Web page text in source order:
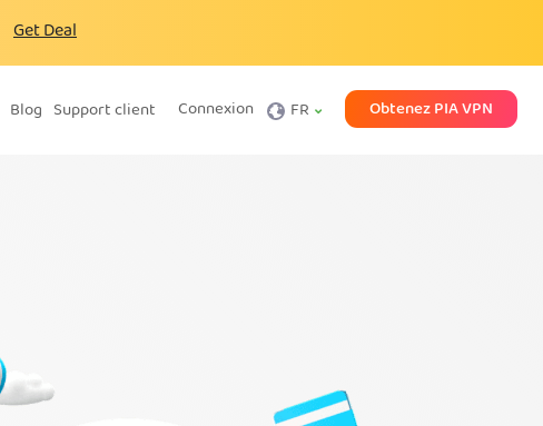
Get Deal
Blog Support client Connexion FR Obtenez PIA VPN